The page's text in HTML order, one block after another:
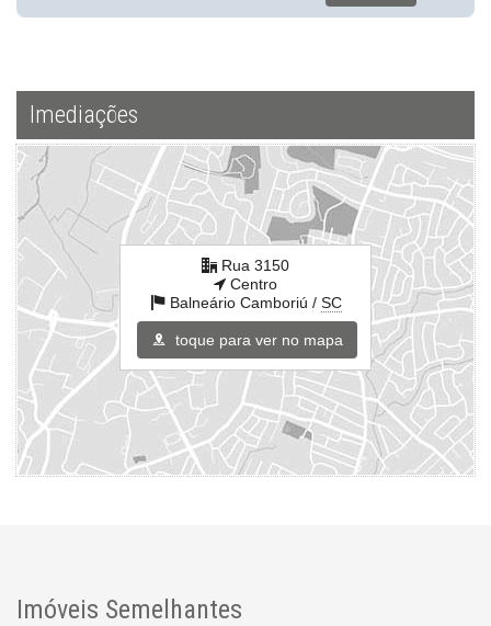
Imediações
Rua 3150
Centro
Balneário Camboriú / SC
toque para ver no mapa
Imóveis Semelhantes